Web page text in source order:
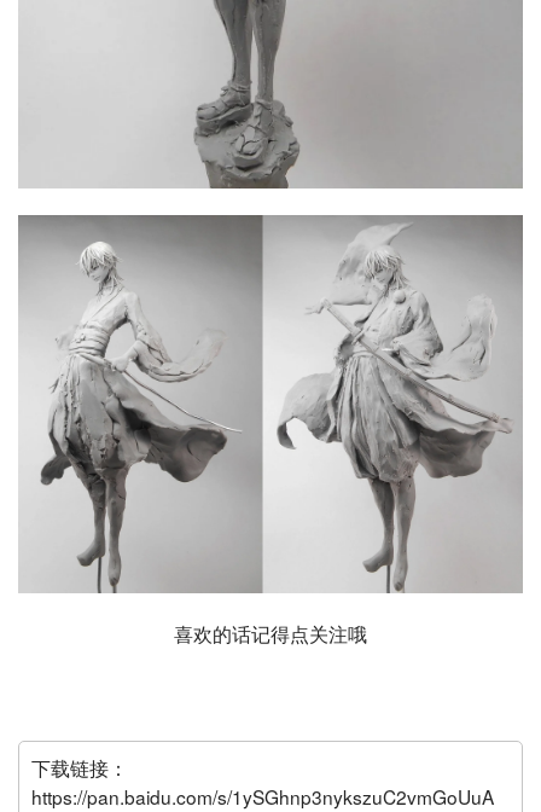
喜欢的话记得点关注哦
下载链接：
https://pan.baidu.com/s/1ySGhnp3nykszuC2vmGoUuA